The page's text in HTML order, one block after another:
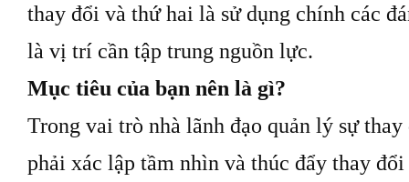
thay đổi và thứ hai là sử dụng chính các
là vị trí cần tập trung nguồn lực.
Mục tiêu của bạn nên là gì?
Trong vai trò nhà lãnh đạo quản lý sự
phải xác lập tầm nhìn và thúc đẩy thay